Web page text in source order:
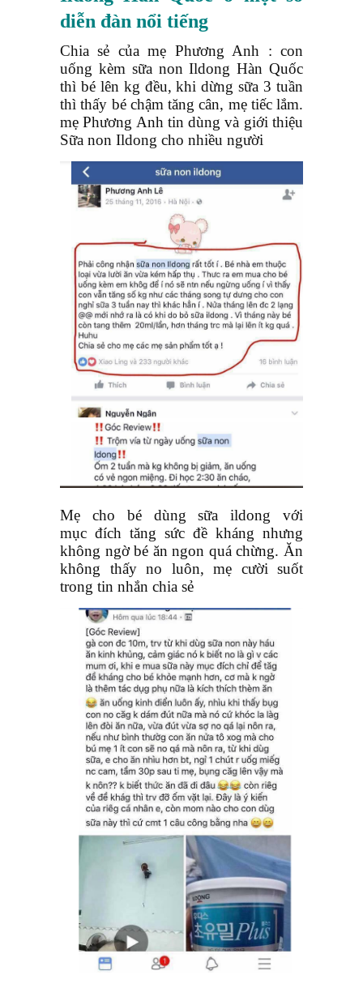
diễn đàn nổi tiếng
Chia sẻ của mẹ Phương Anh : con
uống kèm sữa non Ildong Hàn Quốc
thì bé lên kg đều, khi dừng sữa 3 tuần
thì thấy bé chậm tăng cân, mẹ tiếc lắm.
mẹ Phương Anh tin dùng và giới thiệu
Sữa non Ildong cho nhiều người
Mẹ cho bé dùng sữa ildong với
mục đích tăng sức đề kháng nhưng
không ngờ bé ăn ngon quá chừng. Ăn
không thấy no luôn, mẹ cười suốt
trong tin nhắn chia sẻ